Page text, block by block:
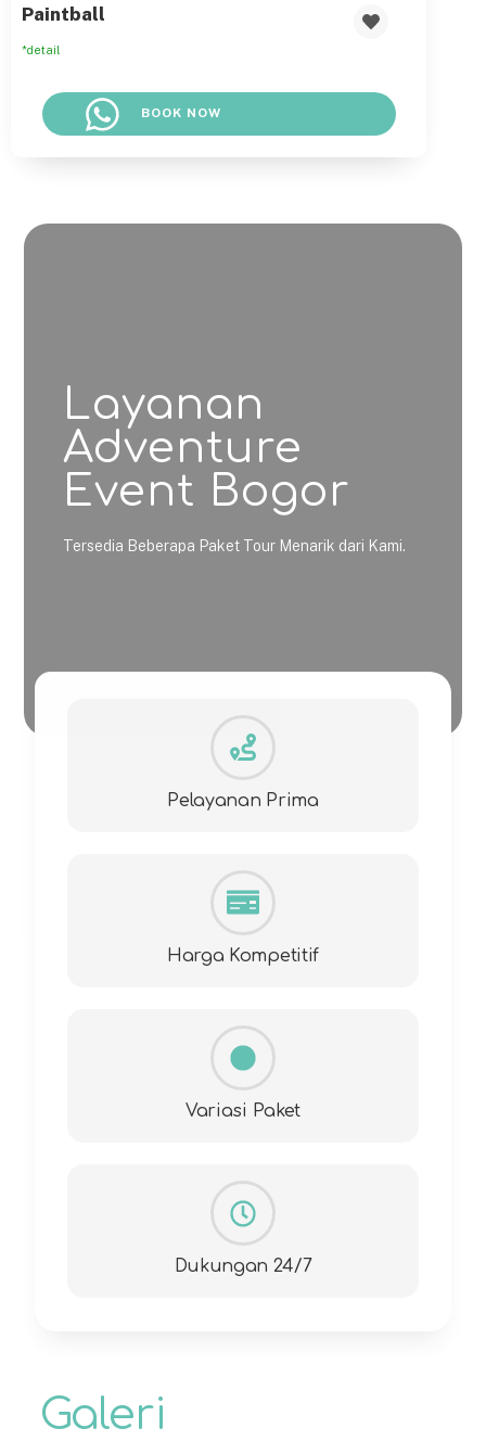
Paintball
*detail
BOOK NOW
Layanan
Adventure
Event Bogor
Tersedia Beberapa Paket Tour Menarik dari Kami.
Pelayanan Prima
Harga Kompetitif
Variasi Paket
Dukungan 24/7
Galeri